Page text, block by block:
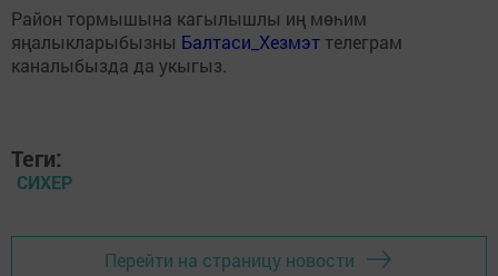
Район тормышына кагылышлы иң мөһим
яңалыкларыбызны Балтаси_Хезмэт телеграм
каналыбызда да укыгыз.
Теги:
СИХЕР
Перейти на страницу новости